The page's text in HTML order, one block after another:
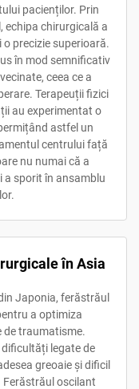
pacienților. Prin
echipa chirurgicală a
precizie superioară.
în mod semnificativ
ceea ce a
Terapeuții fizici
au experimentat o
astfel un
centrului față
nu numai că a
a sporit în ansamblu
în Asia
Japonia, ferăstrăul
a optimiza
de traumatisme.
legate de
greoaie și dificil
oscilant